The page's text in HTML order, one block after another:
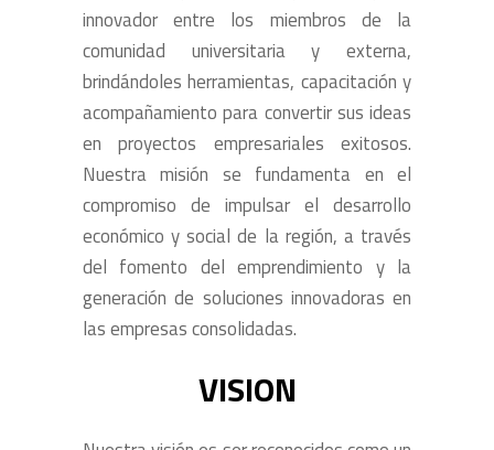
innovador entre los miembros de la
comunidad universitaria y externa,
brindándoles herramientas, capacitación y
acompañamiento para convertir sus ideas
en proyectos empresariales exitosos.
Nuestra misión se fundamenta en el
compromiso de impulsar el desarrollo
económico y social de la región, a través
del fomento del emprendimiento y la
generación de soluciones innovadoras en
las empresas consolidadas.
VISION